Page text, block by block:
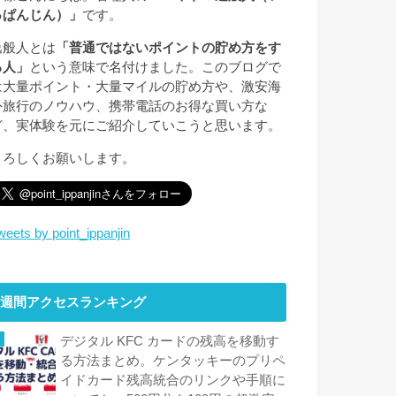
んじん）」 です。
般人とは 「普通ではないポイントの貯め方をす
」
という意味で名付けました。このブログで
大量ポイント・大量マイルの貯め方や、激安海
旅行のノウハウ、携帯電話のお得な買い方な
、実体験を元にご紹介していこうと思います。
しくお願いします。
by point_ippanjin
週間アクセスランキング
デジタル KFC カードの残高を移動す
る方法まとめ。ケンタッキーのプリペ
イドカード残高統合のリンクや手順に